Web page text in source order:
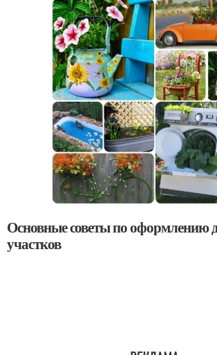
Основные советы по оформлению
участков